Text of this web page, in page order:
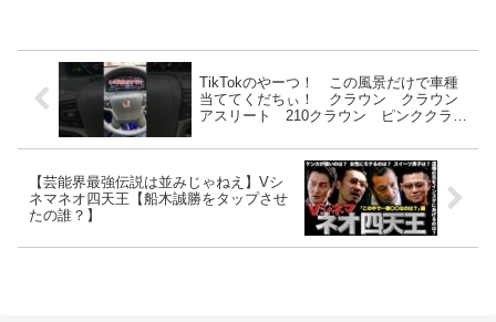
TikTokのやーつ！ この風景だけで車種
当ててくだちぃ！ クラウン クラウン
アスリート 210クラウン ピンククラウ
【芸能界最強伝説は並みじゃねえ】Vシ
ネマネオ四天王【船木誠勝をタップさせ
たの誰？】